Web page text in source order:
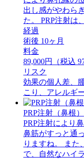
出し感がやわら
た。 ⁡PRP注射
経過
術後 10ヶ月
料金
89,000円（税込
リスク
効果の個人差、
こり、アレルギ
PRP注射（鼻根）
PRP注射により
鼻筋がすっと通
りますね。 また
で、自然なハ